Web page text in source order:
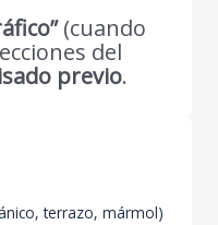
(cuando
del
previo.
terrazo, mármol)